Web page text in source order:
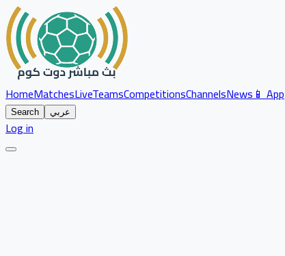
HomeMatchesLiveTeamsCompetitionsChannelsNews📱 App
Search عربي
Log in